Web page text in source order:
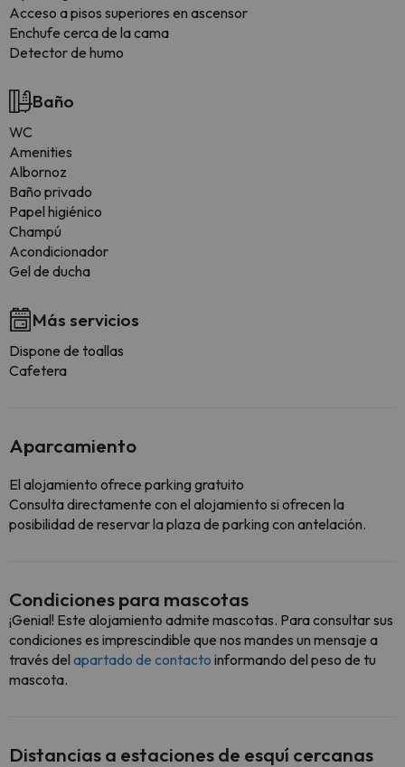
Acceso a pisos superiores en ascensor
Enchufe cerca de la cama
Detector de humo
Baño
WC
Amenities
Albornoz
Baño privado
Papel higiénico
Champú
Acondicionador
Gel de ducha
Más servicios
Dispone de toallas
Cafetera
Aparcamiento
El alojamiento ofrece parking gratuito
Consulta directamente con el alojamiento si ofrecen la
posibilidad de reservar la plaza de parking con antelación.
Condiciones para mascotas
¡Genial! Este alojamiento admite mascotas. Para consultar sus
condiciones es imprescindible que nos mandes un mensaje a
través del apartado de contacto informando del peso de tu
mascota.
Distancias a estaciones de esquí cercanas